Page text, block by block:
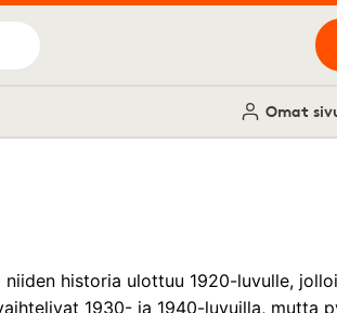
Omat
historia ulottuu 1920-luvulle,
1930- ja 1940-luvuilla, mutta